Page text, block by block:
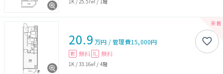
20.9 万円 /管理費15,000円
敷 無料 礼 無料
1K /33.16㎡ / 4階